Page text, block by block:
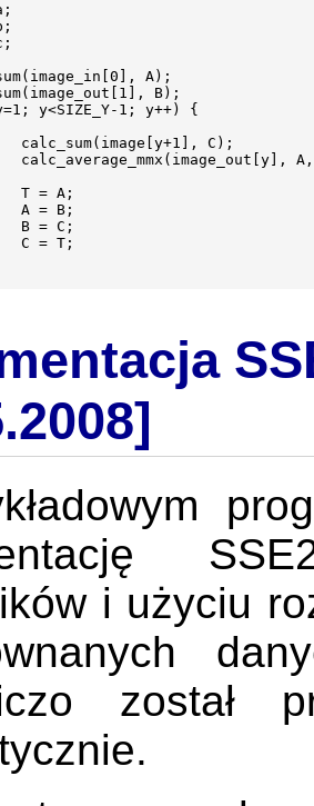
A);
B);
y<SIZE_Y-1; y++) {
calc_sum(image[y+1], C);
calc_average_mmx(image_out[y],
T = A;
A = B;
B = C;
C = T;
i użyciu
został